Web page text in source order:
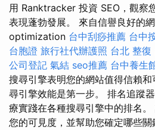
用 Ranktracker 投資 SEO，觀察
表現蓬勃發展。 來自信譽良好的
optimization 台中刮痧推薦 台中
台胞證 旅行社代辦護照 台北 整復
公司登記 氣結 seo推薦 台中養生
搜尋引擎表明您的網站值得信賴
尋引擎效能是第一步。 排名追蹤
療實踐在各種搜尋引擎中的排名
您的可見度，並幫助您確定哪些